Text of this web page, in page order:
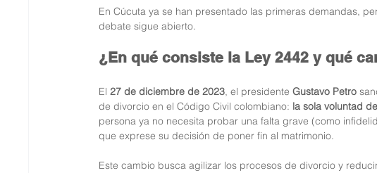
En Cúcuta ya se han presentado las primeras demandas,
debate sigue abierto.
¿En qué consiste la Ley 2442 y qué
El 27 de diciembre de 2023, el presidente Gustavo Petro
de divorcio en el Código Civil colombiano: la sola voluntad
persona ya no necesita probar una falta grave (como
que exprese su decisión de poner fin al matrimonio.
Este cambio busca agilizar los procesos de divorcio y